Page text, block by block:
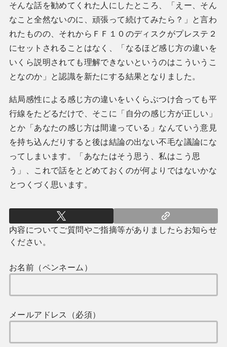
そんな話を勧めてくれた人にしたところ、「えー、そん
なこと全然ないのに、頑張って続けてみたら？」と言わ
れたものの、それからＦＦ１０のディスクがプレステ２
にセットされることはなく、「なるほど感じ方の違いを
いくら説明されても理解できないというのはこういうこ
となのか」と認識を新たにする結果となりました。
結局感性による感じ方の違いをいくらぶつけ合っても平
行線をたどるだけで、そこに「自分の感じ方が正しい」
とか「あなたの感じ方は間違っている」なんていう意見
を持ち込んだりすると後は結論の出ない不毛な議論にな
ってしまいます。「あなたはそう思う、私はこう思
う」、これで話をとどめておくのが何よりではないかな
とつくづく思います。
内容についてご質問やご指摘等がありましたらお知らせ
ください。
お名前（ペンネーム）
メールアドレス（必須）